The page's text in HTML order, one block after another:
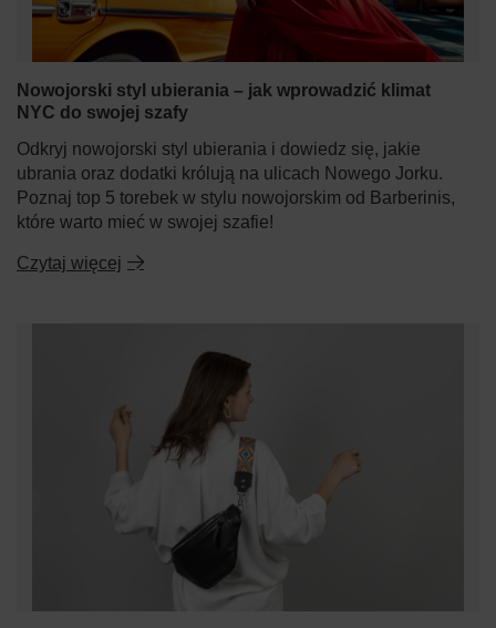
Nowojorski styl ubierania – jak wprowadzić klimat
NYC do swojej szafy
Odkryj nowojorski styl ubierania i dowiedz się, jakie
ubrania oraz dodatki królują na ulicach Nowego Jorku.
Poznaj top 5 torebek w stylu nowojorskim od Barberinis,
które warto mieć w swojej szafie!
Czytaj więcej